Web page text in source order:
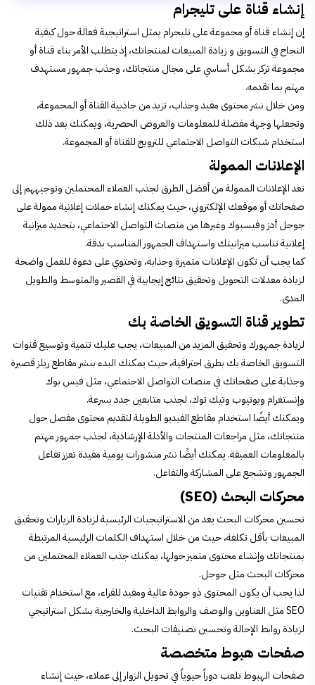
إنشاء قناة على تليجرام
إن إنشاء قناة أو مجموعة على تليجرام يمثل استراتيجية فعالة حولكيفية
النجاح في التسويق و زيادة المبيعات لمنتجاتك، إذ يتطلب الأمر بناء قناة أو
مجموعة تركز بشكل أساسي على مجال منتجاتك، وجذب جمهور مستهدف
مهتم بما تقدمه.
ومن خلال نشر محتوى مفيد وجذاب، تزيد من جاذبية القناة أو المجموعة،
وتجعلها وجهة مفضلة للمعلومات والعروض الحصرية، ويمكنك بعد ذلك
استخدام شبكات التواصل الاجتماعي للترويج للقناة أو المجموعة.
الإعلانات الممولة
تعد الإعلانات الممولة من أفضل الطرق لجذب العملاء المحتملين وتوجيههم إلى
صفحاتك أو موقعك الإلكتروني، حيث يمكنك إنشاء حملات إعلانية ممولة على
جوجل أدز وفيسبوك وغيرها من منصات التواصل الاجتماعي، بتحديد ميزانية
إعلانية تناسب ميزانيتك واستهداف الجمهور المناسب بدقة.
كما يجب أن تكون الإعلانات متميزة وجذابة، وتحتوي على دعوة للعمل واضحة
لزيادة معدلات التحويل وتحقيق نتائج إيجابية في القصير والمتوسط ​​والطويل
المدى.
تطوير قناة التسويق الخاصة بك
لزيادة جمهورك وتحقيق المزيد من المبيعات، يجب عليك تنمية وتوسيع قنوات
التسويق الخاصة بك بطرق احترافية، حيث يمكنك البدء بنشر مقاطع ريلز قصيرة
وجذابة على صفحاتك في منصات التواصل الاجتماعي، مثل فيس بوك
وإنستغرام ويوتيوب وتيك توك، لجذب متابعين جدد بسرعة.
ويمكنك أيضًا استخدام مقاطع الفيديو الطويلة لتقديم محتوى مفصل حول
منتجاتك، مثل مراجعات المنتجات والأدلة الإرشادية، لجذب جمهور مهتم
بالمعلومات العميقة. يمكنك أيضًا نشر منشورات يومية مفيدة تعزز تفاعل
الجمهور وتشجع على المشاركة والتفاعل.
محركات البحث (SEO)
تحسين محركات البحث يعد من الاستراتيجيات الرئيسية لزيادة الزيارات وتحقيق
المبيعات بأقل تكلفة، حيث من خلال استهداف الكلمات الرئيسية المرتبطة
بمنتجاتك وإنشاء محتوى متميز حولها، يمكنك جذب العملاء المحتملين من
محركات البحث مثل جوجل.
لذا يجب أن يكون المحتوى ذو جودة عالية ومفيد للقراء، مع استخدام تقنيات
SEO مثل العناوين والوصف والروابط الداخلية والخارجية بشكل استراتيجي
لزيادة روابط الإحالة وتحسين تصنيفات البحث.
صفحات هبوط متخصصة
صفحات الهبوط تلعب دوراً حيوياً في تحويل الزوار إلى عملاء، حيث إنشاء